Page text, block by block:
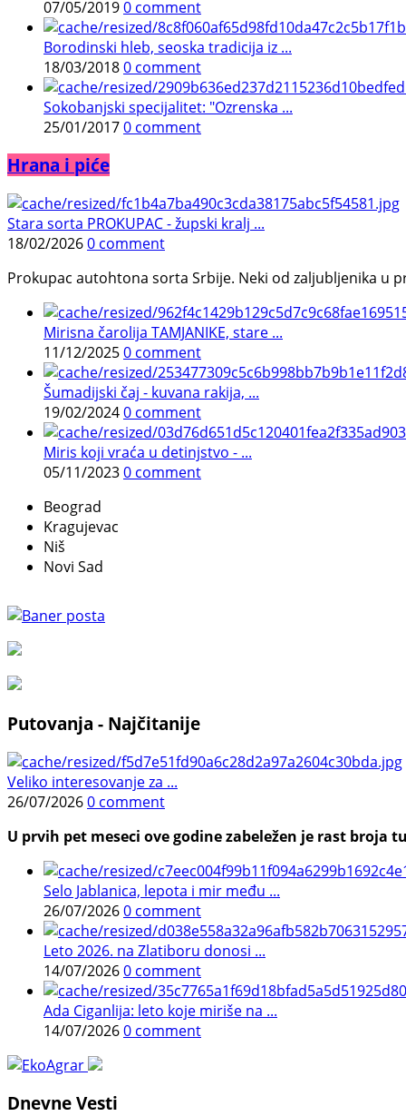
07/05/20190 comment
Borodinski hleb, seoska tradicija iz ...
18/03/20180 comment
Sokobanjski specijalitet: "Ozrenska ...
25/01/20170 comment
Hrana i piće
Stara sorta PROKUPAC - župski kralj ...
18/02/20260 comment
Prokupac autohtona sorta Srbije. Neki od zaljubljenika u
Mirisna čarolija TAMJANIKE, stare ...
11/12/20250 comment
Šumadijski čaj - kuvana rakija, ...
19/02/20240 comment
Miris koji vraća u detinjstvo - ...
05/11/20230 comment
Beograd
Kragujevac
Niš
Novi Sad
Putovanja - Najčitanije
Veliko interesovanje za ...
26/07/20260 comment
U prvih pet meseci ove godine zabeležen je rast
Selo Jablanica, lepota i mir među ...
26/07/20260 comment
Leto 2026. na Zlatiboru donosi ...
14/07/20260 comment
Ada Ciganlija: leto koje miriše na ...
14/07/20260 comment
Dnevne Vesti